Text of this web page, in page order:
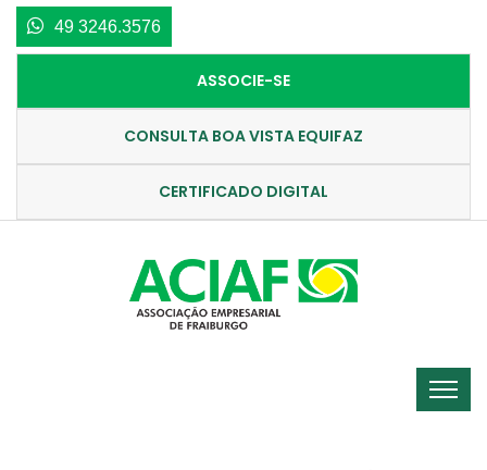
49 3246.3576
ASSOCIE-SE
CONSULTA BOA VISTA EQUIFAZ
CERTIFICADO DIGITAL